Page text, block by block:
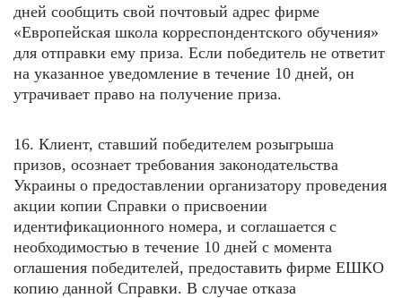
дней сообщить свой почтовый адрес фирме
«Европейская школа корреспондентского обучения»
для отправки ему приза. Если победитель не ответит
на указанное уведомление в течение 10 дней, он
утрачивает право на получение приза.
16. Клиент, ставший победителем розыгрыша
призов, осознает требования законодательства
Украины о предоставлении организатору проведения
акции копии Справки о присвоении
идентификационного номера, и соглашается с
необходимостью в течение 10 дней с момента
оглашения победителей, предоставить фирме ЕШКО
копию данной Справки. В случае отказа